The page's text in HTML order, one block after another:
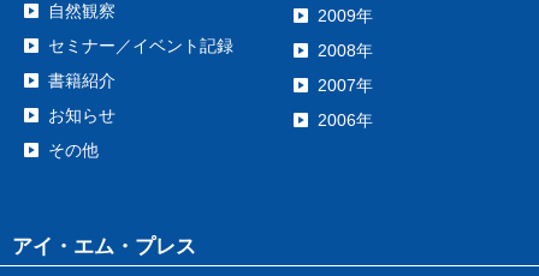
自然観察
セミナー／イベント記録
書籍紹介
お知らせ
その他
2009年
2008年
2007年
2006年
アイ・エム・プレス